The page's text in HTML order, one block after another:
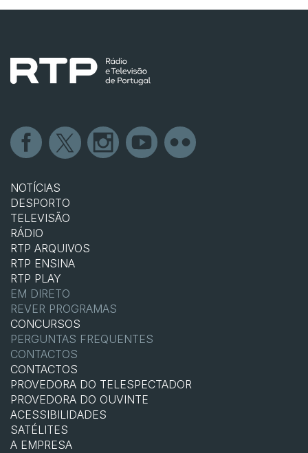
NOTÍCIAS
DESPORTO
TELEVISÃO
RÁDIO
RTP ARQUIVOS
RTP ENSINA
RTP PLAY
EM DIRETO
REVER PROGRAMAS
CONCURSOS
PERGUNTAS FREQUENTES
CONTACTOS
CONTACTOS
PROVEDORA DO TELESPECTADOR
PROVEDORA DO OUVINTE
ACESSIBILIDADES
SATÉLITES
A EMPRESA